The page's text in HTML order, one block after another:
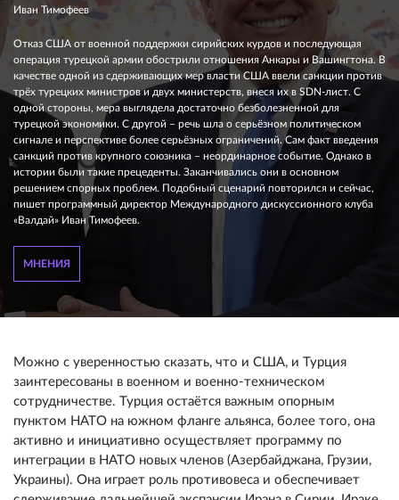
Иван Тимофеев
Отказ США от военной поддержки сирийских курдов и последующая
операция турецкой армии обострили отношения Анкары и Вашингтона. В
качестве одной из сдерживающих мер власти США ввели санкции против
трёх турецких министров и двух министерств, внеся их в SDN-лист. С
одной стороны, мера выглядела достаточно безболезненной для
турецкой экономики. С другой – речь шла о серьёзном политическом
сигнале и перспективе более серьёзных ограничений. Сам факт введения
санкций против крупного союзника – неординарное событие. Однако в
истории были такие прецеденты. Заканчивались они в основном
решением спорных проблем. Подобный сценарий повторился и сейчас,
пишет программный директор Международного дискуссионного клуба
«Валдай» Иван Тимофеев.
МНЕНИЯ
Можно с уверенностью сказать, что и США, и Турция
заинтересованы в военном и военно-техническом
сотрудничестве. Турция остаётся важным опорным
пунктом НАТО на южном фланге альянса, более того, она
активно и инициативно осуществляет программу по
интеграции в НАТО новых членов (Азербайджана, Грузии,
Украины). Она играет роль противовеса и обеспечивает